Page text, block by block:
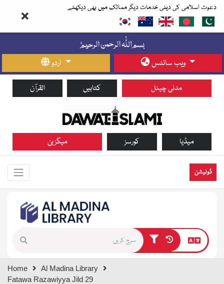
دعوت اسلامی کی دینی خدمات دیگر ممالک میں بھی دیکھئے
اردو ویب سائٹس
القرآن کتابیں مدنی چینل
میگزین کورسز میڈیا
ڈونیشن
results.
Home
Al Madina Library
Fatawa Razawiyya Jild 29